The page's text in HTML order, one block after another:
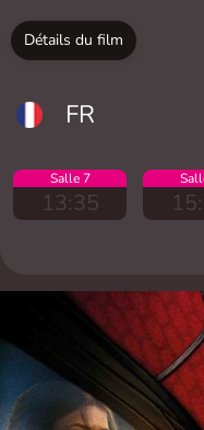
Détails du film
FR
Salle 7
13:35